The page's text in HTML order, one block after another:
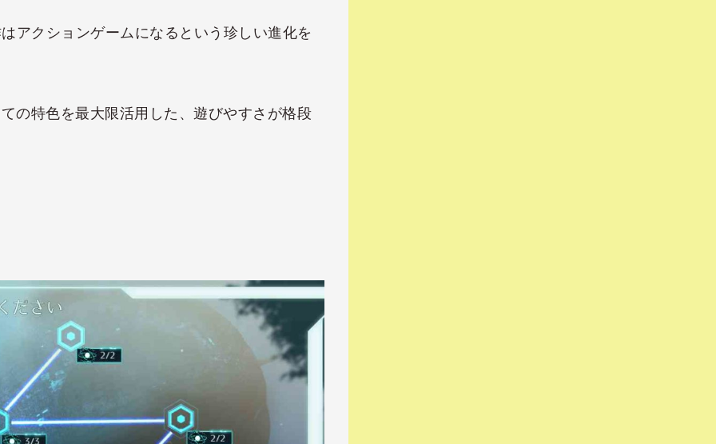
アクションゲームになるという珍しい進化を
の特色を最大限活用した、遊びやすさが格段